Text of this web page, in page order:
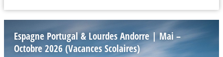
Espagne Portugal & Lourdes Andorre | Mai –
Octobre 2026 (Vacances Scolaires)